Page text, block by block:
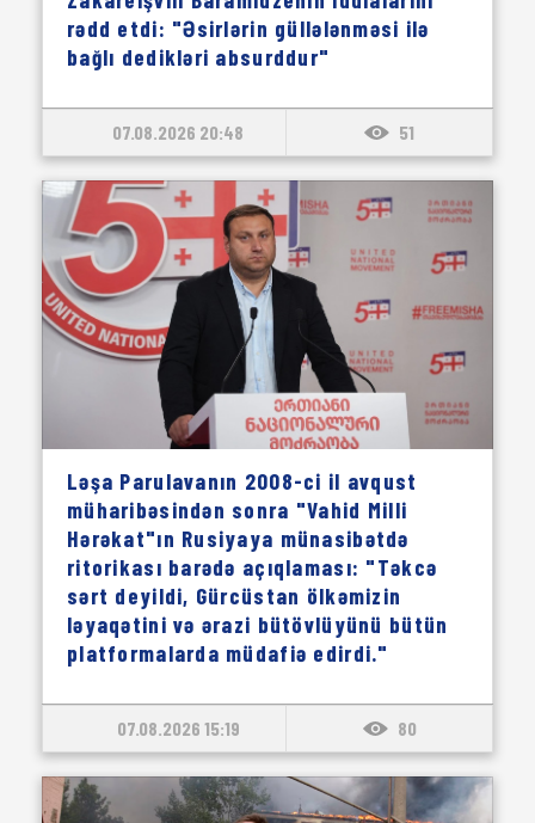
rədd etdi: "Əsirlərin güllələnməsi ilə
bağlı dedikləri absurddur"
07.08.2026 20:48 51
Ləşa Parulavanın 2008-ci il avqust
müharibəsindən sonra "Vahid Milli
Hərəkat"ın Rusiyaya münasibətdə
ritorikası barədə açıqlaması: "Təkcə
sərt deyildi, Gürcüstan ölkəmizin
ləyaqətini və ərazi bütövlüyünü bütün
platformalarda müdafiə edirdi."
07.08.2026 15:19 80